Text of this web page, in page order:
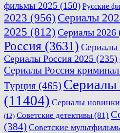
фильмы 2025 (150) Русские
2023 (956) Сериалы
2025 (812) Сериалы 2026
Россия (3631) Сериалы
Сериалы Россия 2025 (235)
Сериалы Россия криминал
Турция (465) Сериалы
(11404) Сериалы новинки
(12) Советские детективы (81)
(384) Советские